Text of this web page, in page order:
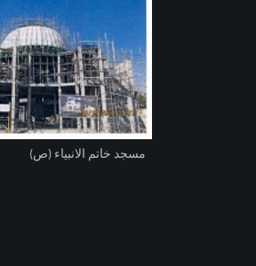
مسجد خاتم الانبياء (ص)